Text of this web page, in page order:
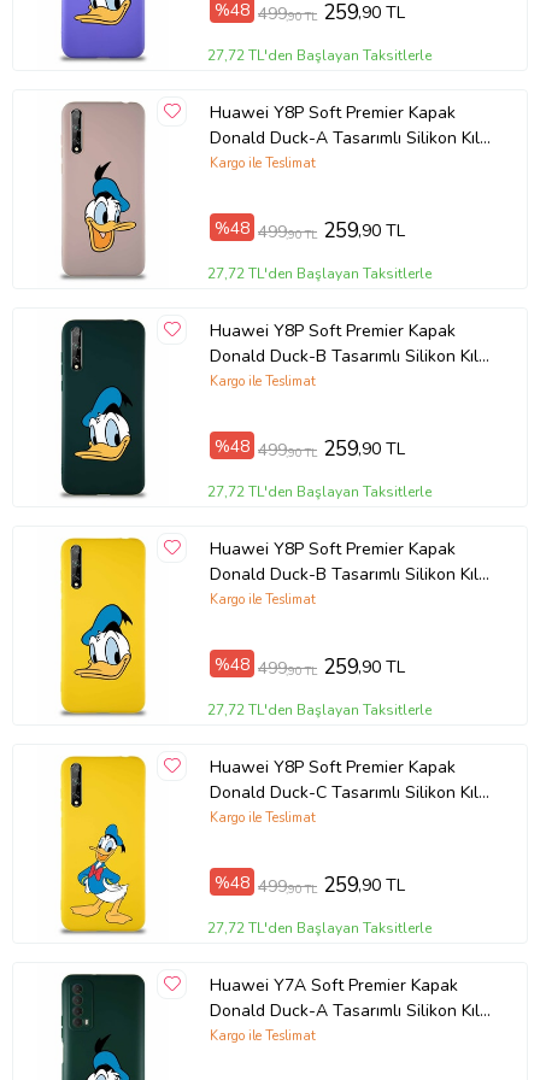
Ürün Kodu:kcm20853585
%48 499,90 TL 259,90 TL
27,72 TL'den Başlayan Taksitlerle
Huawei Y8P Soft Premier Kapak
Donald Duck-A Tasarımlı Silikon Kılıf
- Pudra (Şeffaf)
Kargo ile Teslimat
%48 499,90 TL 259,90 TL
27,72 TL'den Başlayan Taksitlerle
Huawei Y8P Soft Premier Kapak
Donald Duck-B Tasarımlı Silikon Kılıf
- Yeşil (Şeffaf)
Kargo ile Teslimat
%48 499,90 TL 259,90 TL
27,72 TL'den Başlayan Taksitlerle
Huawei Y8P Soft Premier Kapak
Donald Duck-B Tasarımlı Silikon Kılıf
- Sarı (Şeffaf)
Kargo ile Teslimat
%48 499,90 TL 259,90 TL
27,72 TL'den Başlayan Taksitlerle
Huawei Y8P Soft Premier Kapak
Donald Duck-C Tasarımlı Silikon Kılıf
- Sarı (Şeffaf)
Kargo ile Teslimat
%48 499,90 TL 259,90 TL
27,72 TL'den Başlayan Taksitlerle
Huawei Y7A Soft Premier Kapak
Donald Duck-A Tasarımlı Silikon Kılıf
- Yeşil (Şeffaf)
Kargo ile Teslimat